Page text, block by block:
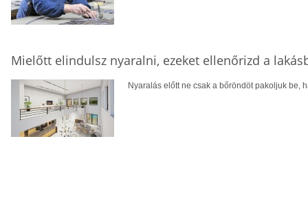
Mielőtt elindulsz nyaralni, ezeket ellenőrizd a
Nyaralás előtt ne csak a bőröndöt pakoljuk be,